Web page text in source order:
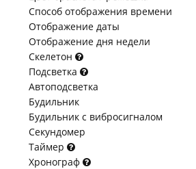
Способ отображения времени
Отображение даты
Отображение дня недели
Скелетон
Подсветка
Автоподсветка
Будильник
Будильник с вибросигналом
Секундомер
Таймер
Хронограф